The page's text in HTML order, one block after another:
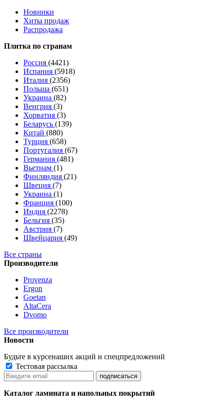
Новинки
Хиты продаж
Распродажа
Плитка по странам
Россия (4421)
Испания (5918)
Италия (2356)
Польша (651)
Украина (82)
Венгрия (3)
Хорватия (3)
Беларусь (139)
Китай (880)
Турция (658)
Португалия (67)
Германия (481)
Вьетнам (1)
Финляндия (21)
Швеция (7)
Украина (1)
Франция (100)
Индия (2278)
Бельгия (35)
Австрия (7)
Швейцария (49)
Все страны
Производители
Provenza
Ergon
Goetan
AltaСera
Dvomo
Все производители
Новости
Будьте в курсенаших акций и спецпредложений
Тестовая рассылка
Каталог ламината и напольных покрытий